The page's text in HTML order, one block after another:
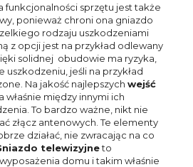
funkcjonalności sprzętu jest także
ponieważ chroni ona gniazdo
rodzaju uszkodzeniami
z opcji jest na przykład odlewany
solidnej obudowie ma ryzyka,
uszkodzeniu, jeśli na przykład
Na jakość najlepszych wejść
właśnie między innymi ich
To bardzo ważne, nikt nie
złącz antenowych. Te elementy
działać, nie zwracając na co
telewizyjneto
domu i takim właśnie